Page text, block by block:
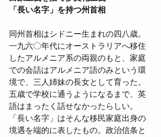
「長い名字」を持つ州首相
同州首相はシドニー生まれの四八歳。
一九六〇年代にオーストラリアへ移住
したアルメニア系の両親のもと、家庭
での会話はアルメニア語のみという環
境で、三人姉妹の長女として育った。
五歳で学校に通うようになるまで、英
語はまったく話せなかったらしい。
「長い名字」はそんな移民家庭出身の
境遇を端的に表したもの。政治信条と